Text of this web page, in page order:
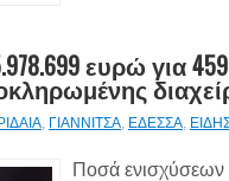
ευρώ για
, ΓΙΑΝΝΙΤΣΑ, ΕΔΕΣΣΑ,
Ποσά ενισχύσεων